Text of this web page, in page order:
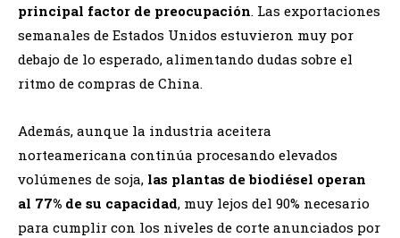
principal factor de preocupación. Las exportaciones
semanales de Estados Unidos estuvieron muy por
debajo de lo esperado, alimentando dudas sobre el
ritmo de compras de China.
Además, aunque la industria aceitera
norteamericana continúa procesando elevados
volúmenes de soja, las plantas de biodiésel operan
al 77% de su capacidad, muy lejos del 90% necesario
para cumplir con los niveles de corte anunciados por